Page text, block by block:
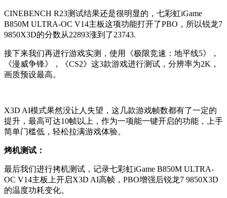
CINEBENCH R23测试结果还是很明显的，七彩虹iGame
B850M ULTRA-OC V14主板这项功能打开了PBO，所以锐龙7
9850X3D的分数从22893涨到了23743.
接下来我们再进行游戏实测，使用
《极限竞速：地平线5》，
《漫威争锋》，《CS2》这3款游戏进行测试，分辨率为2K，
画质预设最高。
X3D AI模式果然没让人失望，这几款游戏帧数都有了一定的
提升，最高可达10帧以上，作为一项能一键开启的功能，上手
简单门槛低，轻松拉满游戏体验。
烤机测试：
最后我们进行拷机测试，记录七彩虹iGame B850M ULTRA-
OC V14主板上开启X3D AI高帧，PBO增强后锐龙7 9850X3D
的温度功耗变化。